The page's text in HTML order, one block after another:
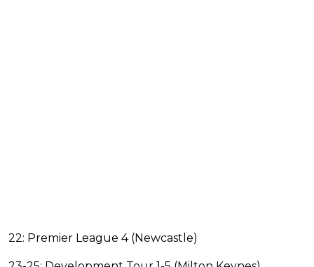
22: Premier League 4 (Newcastle)